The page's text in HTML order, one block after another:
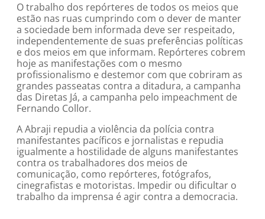
O trabalho dos repórteres de todos os meios que
estão nas ruas cumprindo com o dever de manter
a sociedade bem informada deve ser respeitado,
independentemente de suas preferências políticas
e dos meios em que informam. Repórteres cobrem
hoje as manifestações com o mesmo
profissionalismo e destemor com que cobriram as
grandes passeatas contra a ditadura, a campanha
das Diretas Já, a campanha pelo impeachment de
Fernando Collor.
A Abraji repudia a violência da polícia contra
manifestantes pacíficos e jornalistas e repudia
igualmente a hostilidade de alguns manifestantes
contra os trabalhadores dos meios de
comunicação, como repórteres, fotógrafos,
cinegrafistas e motoristas. Impedir ou dificultar o
trabalho da imprensa é agir contra a democracia.